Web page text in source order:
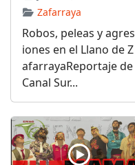
Zafarraya
Robos, peleas y agres
iones en el Llano de Z
afarrayaReportaje de
Canal Sur...